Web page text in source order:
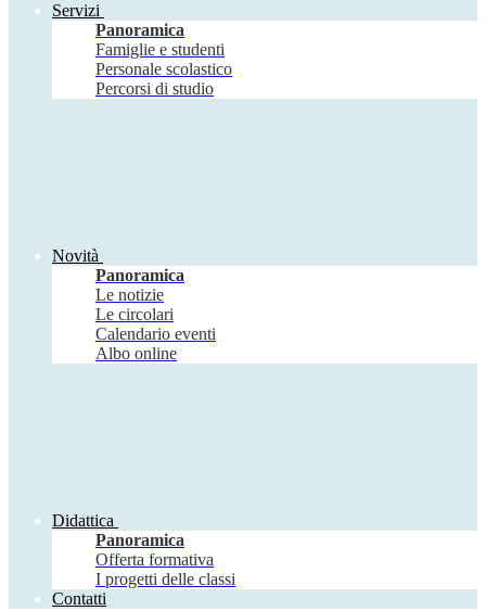
Servizi
Panoramica
Famiglie e studenti
Personale scolastico
Percorsi di studio
Novità
Panoramica
Le notizie
Le circolari
Calendario eventi
Albo online
Didattica
Panoramica
Offerta formativa
I progetti delle classi
Contatti